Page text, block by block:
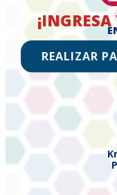
REALIZAR